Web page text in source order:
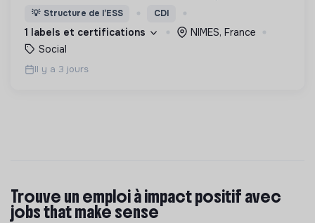
nous proposons des moyens et des lieux
d’engagement innovants et adaptés à tous.
💡 Structure de l’ESS CDI
1 labels et certifications
NIMES, France
Social
Il y a 3 jours
Trouve un emploi à impact positif avec
jobs that make sense